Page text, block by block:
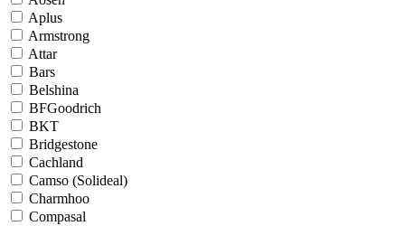
Aplus
Armstrong
Attar
Bars
Belshina
BFGoodrich
BKT
Bridgestone
Cachland
Camso (Solideal)
Charmhoo
Compasal